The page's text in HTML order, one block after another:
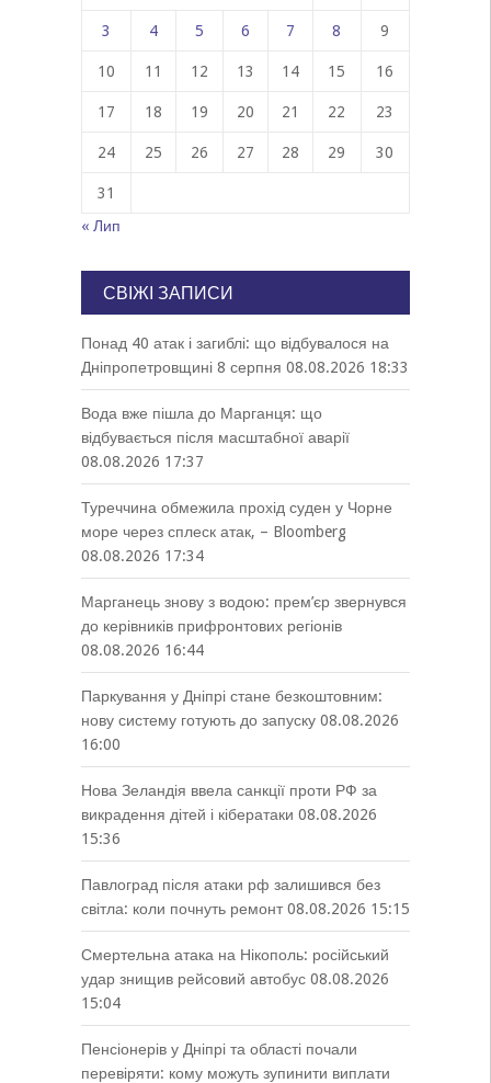
3 4 5 6 7 8 9
10 11 12 13 14 15 16
17 18 19 20 21 22 23
24 25 26 27 28 29 30
31
« Лип
СВІЖІ ЗАПИСИ
Понад 40 атак і загиблі: що відбувалося на
Дніпропетровщині 8 серпня 08.08.2026 18:33
Вода вже пішла до Марганця: що
відбувається після масштабної аварії
08.08.2026 17:37
Туреччина обмежила прохід суден у Чорне
море через сплеск атак, – Bloomberg
08.08.2026 17:34
Марганець знову з водою: прем’єр звернувся
до керівників прифронтових регіонів
08.08.2026 16:44
Паркування у Дніпрі стане безкоштовним:
нову систему готують до запуску 08.08.2026
16:00
Нова Зеландія ввела санкції проти РФ за
викрадення дітей і кібератаки 08.08.2026
15:36
Павлоград після атаки рф залишився без
світла: коли почнуть ремонт 08.08.2026 15:15
Смертельна атака на Нікополь: російський
удар знищив рейсовий автобус 08.08.2026
15:04
Пенсіонерів у Дніпрі та області почали
перевіряти: кому можуть зупинити виплати